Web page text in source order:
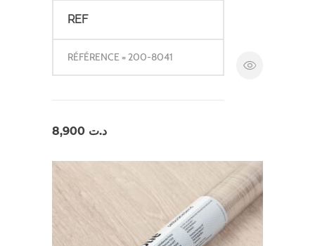
REF
RÉFÉRENCE = 200-8041
د.ت